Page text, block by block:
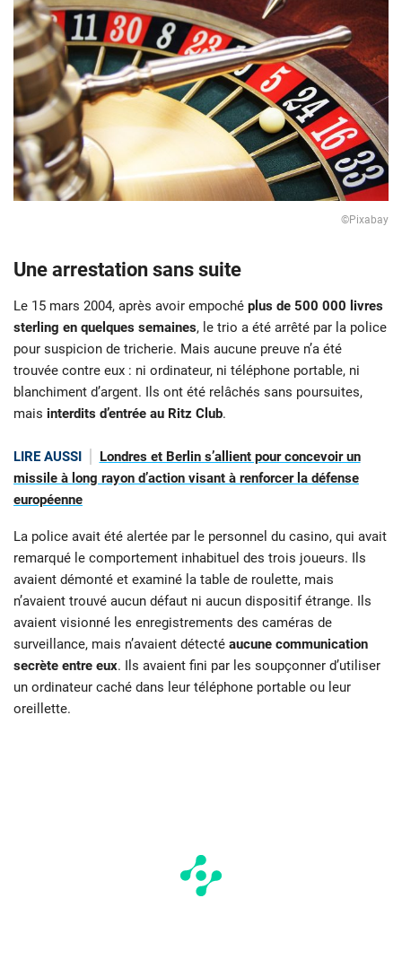
©Pixabay
Une arrestation sans suite
Le 15 mars 2004, après avoir empoché plus de 500 000 livres
sterling en quelques semaines, le trio a été arrêté par la police
pour suspicion de tricherie. Mais aucune preuve n’a été
trouvée contre eux : ni ordinateur, ni téléphone portable, ni
blanchiment d’argent. Ils ont été relâchés sans poursuites,
mais interdits d’entrée au Ritz Club.
LIRE AUSSI
Londres et Berlin s’allient pour concevoir un
missile à long rayon d’action visant à renforcer la défense
européenne
La police avait été alertée par le personnel du casino, qui avait
remarqué le comportement inhabituel des trois joueurs. Ils
avaient démonté et examiné la table de roulette, mais
n’avaient trouvé aucun défaut ni aucun dispositif étrange. Ils
avaient visionné les enregistrements des caméras de
surveillance, mais n’avaient détecté aucune communication
secrète entre eux. Ils avaient fini par les soupçonner d’utiliser
un ordinateur caché dans leur téléphone portable ou leur
oreillette.